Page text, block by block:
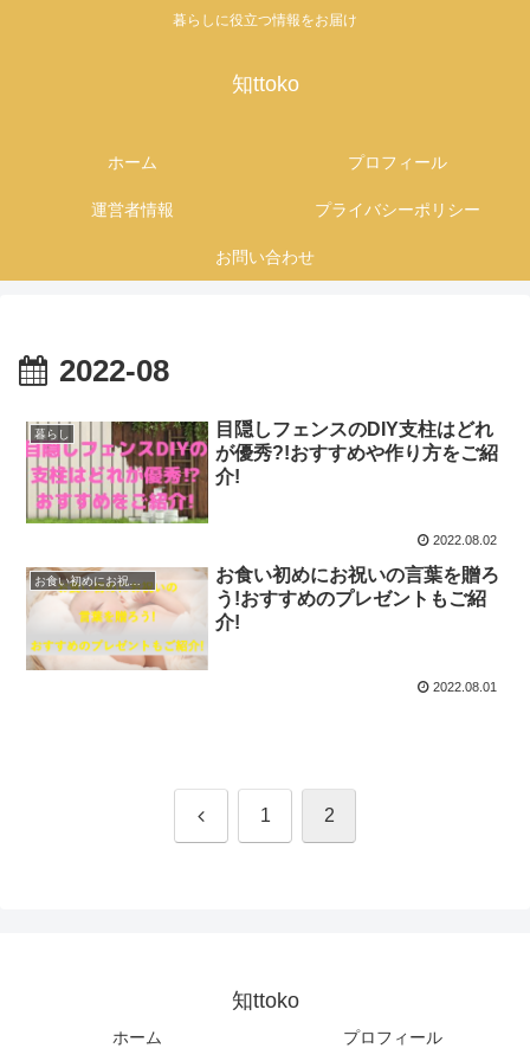
暮らしに役立つ情報をお届け
知ttoko
ホーム プロフィール
運営者情報 プライバシーポリシー
お問い合わせ
2022-08
暮らし
目隠しフェンスのDIY支柱はどれ
が優秀?!おすすめや作り方をご紹
介!
2022.08.02
お食い初めにお祝いの言葉
お食い初めにお祝いの言葉を贈ろ
う!おすすめのプレゼントもご紹
介!
2022.08.01
前 1 2
知ttoko
ホーム プロフィール